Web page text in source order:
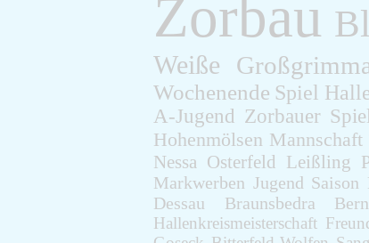
Zorbau
Weiße
Wochenende Spiel
A-Jugend Zorbauer
Hohenmölsen Mannschaft
Nessa Osterfeld Leißling
Markwerben Jugend Saison
Dessau
Braunsbedra
Hallenkreismeisterschaft